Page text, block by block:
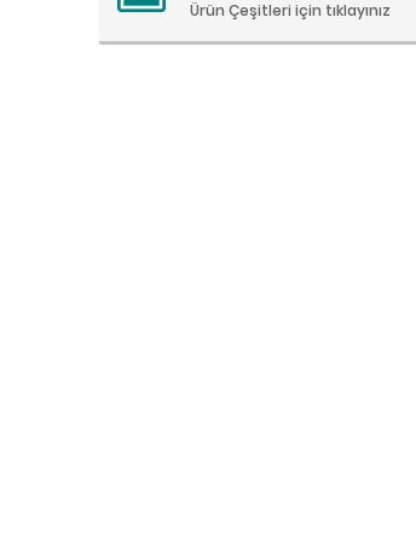
Ürün Çeşitleri için tıklayınız